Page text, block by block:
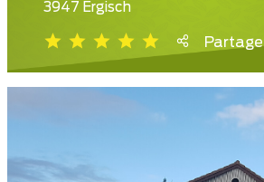
3947 Ergisch